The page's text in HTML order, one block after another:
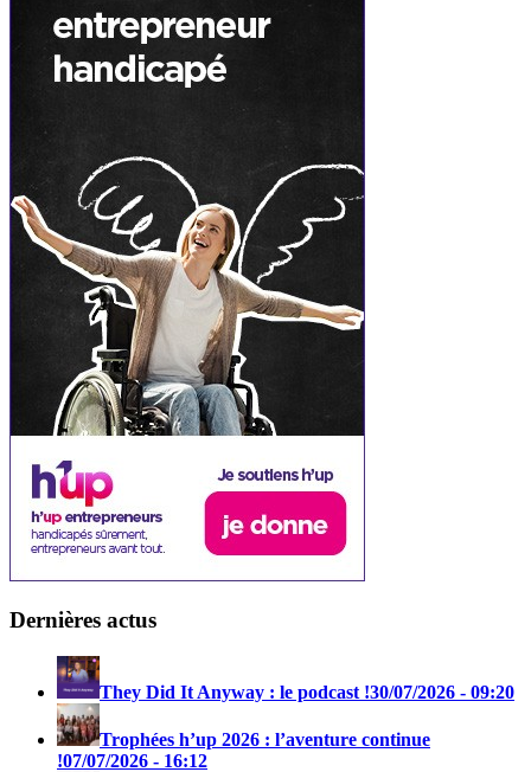
Dernières actus
They Did It Anyway : le podcast !30/07/2026 - 09:20
Trophées h’up 2026 : l’aventure continue
!07/07/2026 - 16:12